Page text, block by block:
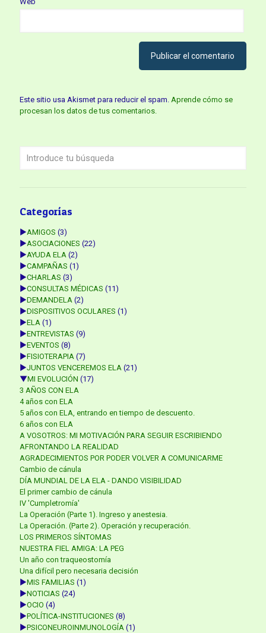
Este sitio usa Akismet para reducir el spam. Aprende cómo se
procesan los datos de tus comentarios.
Categorías
►AMIGOS (3)
►ASOCIACIONES (22)
►AYUDA ELA (2)
►CAMPAÑAS (1)
►CHARLAS (3)
►CONSULTAS MÉDICAS (11)
►DEMANDELA (2)
►DISPOSITIVOS OCULARES (1)
►ELA (1)
►ENTREVISTAS (9)
►EVENTOS (8)
►FISIOTERAPIA (7)
►JUNTOS VENCEREMOS ELA (21)
▼MI EVOLUCIÓN (17)
3 AÑOS CON ELA
4 años con ELA
5 años con ELA, entrando en tiempo de descuento.
6 años con ELA
A VOSOTROS: MI MOTIVACIÓN PARA SEGUIR ESCRIBIENDO
AFRONTANDO LA REALIDAD
AGRADECIMIENTOS POR PODER VOLVER A COMUNICARME
Cambio de cánula
DÍA MUNDIAL DE LA ELA - DANDO VISIBILIDAD
El primer cambio de cánula
IV 'Cumpletromía'
La Operación (Parte 1). Ingreso y anestesia.
La Operación. (Parte 2). Operación y recuperación.
LOS PRIMEROS SÍNTOMAS
NUESTRA FIEL AMIGA: LA PEG
Un año con traqueostomía
Una difícil pero necesaria decisión
►MIS FAMILIAS (1)
►NOTICIAS (24)
►OCIO (4)
►POLÍTICA-INSTITUCIONES (8)
►PSICONEUROINMUNOLOGÍA (1)